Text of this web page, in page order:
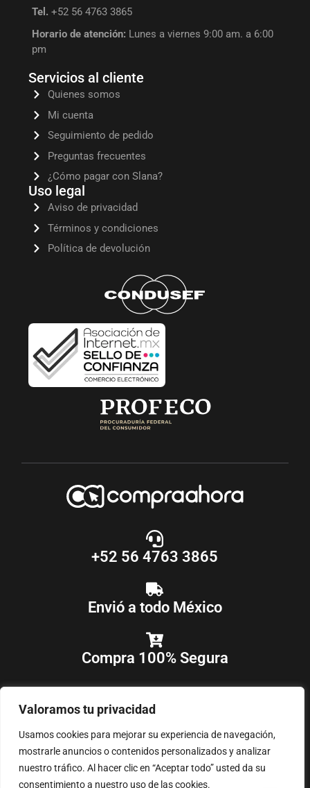
Valoramos tu privacidad
Usamos cookies para mejorar su experiencia de navegación,
mostrarle anuncios o contenidos personalizados y analizar
nuestro tráfico. Al hacer clic en “Aceptar todo” usted da su
consentimiento a nuestro uso de las cookies.
Tel. +52 56 4763 3865
Horario de atención: Lunes a viernes 9:00 am. a 6:00
pm
Servicios al cliente
Quienes somos
Mi cuenta
Seguimiento de pedido
Preguntas frecuentes
¿Cómo pagar con Slana?
Uso legal
Aviso de privacidad
Términos y condiciones
Política de devolución
+52 56 4763 3865
Envió a todo México
Compra 100% Segura
COPYRIGHT © 2018-2025COMPRAAHORA, TODOS LOS DERECHOS
RESERVADOS